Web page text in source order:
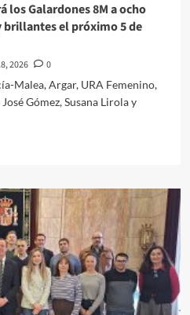
Galardones 8M a ocho
el próximo 5 de
2026
0
Malea, Argar, URA Femenino,
Gómez, Susana Lirola y